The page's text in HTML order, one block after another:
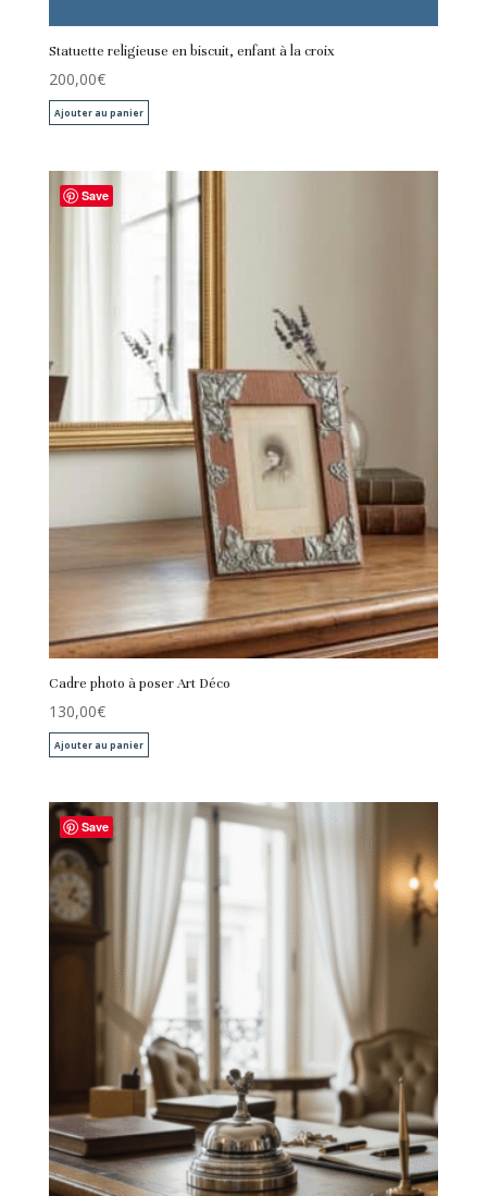
Statuette religieuse en biscuit, enfant à la croix
200,00€
Ajouter au panier
Save
Cadre photo à poser Art Déco
130,00€
Ajouter au panier
Save